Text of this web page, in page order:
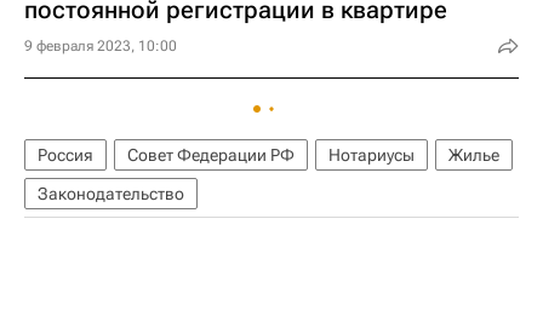
постоянной регистрации в квартире
9 февраля 2023, 10:00
Россия Совет Федерации РФ Нотариусы
Жилье
Законодательство